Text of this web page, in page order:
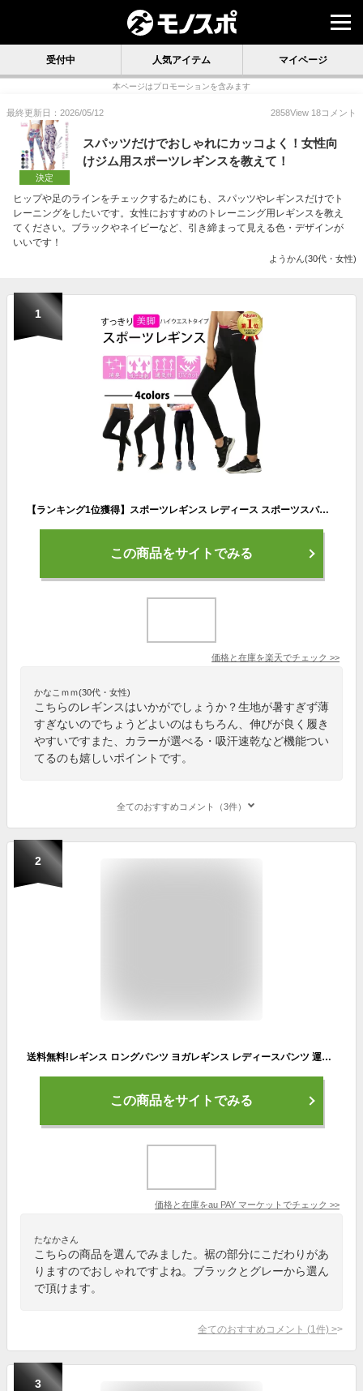
受付中 人気アイテム マイページ
本ページはプロモーションを含みます
最終更新日：2026/05/12 2858View 18コメント
決定
スパッツだけでおしゃれにカッコよく！女性向
けジム用スポーツレギンスを教えて！
ヒップや足のラインをチェックするためにも、スパッツやレギンスだけでト
レーニングをしたいです。女性におすすめのトレーニング用レギンスを教え
てください。ブラックやネイビーなど、引き締まって見える色・デザインが
いいです！
ようかん(30代・女性)
1
【ランキング1位獲得】スポーツレギンス レディース スポーツスパッツ 1枚でもパンツと重ねても履ける優れものスパッツ ランニングレギンス ランニングスパッツ ヨガウェア ジムウェア スポーツウェア トレーニングウェア ランニングウェア
この商品をサイトでみる
価格と在庫を楽天でチェック >>
かなこｍｍ(30代・女性)
こちらのレギンスはいかがでしょうか？生地が暑すぎず薄
すぎないのでちょうどよいのはもちろん、伸びが良く履き
やすいですまた、カラーが選べる・吸汗速乾など機能つい
てるのも嬉しいポイントです。
全てのおすすめコメント（3件）
2
送料無料!レギンス ロングパンツ ヨガレギンス レディースパンツ 運動服 スポーツウェア ジム 動きやすい 2color
この商品をサイトでみる
価格と在庫をau PAY マーケット でチェック >>
たなかさん
こちらの商品を選んでみました。裾の部分にこだわりがあ
りますのでおしゃれですよね。ブラックとグレーから選ん
で頂けます。
全てのおすすめコメント (1 件) >
3